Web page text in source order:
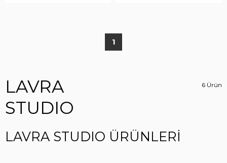
1
LAVRA
STUDIO
6 Ürün
LAVRA STUDIO ÜRÜNLERİ